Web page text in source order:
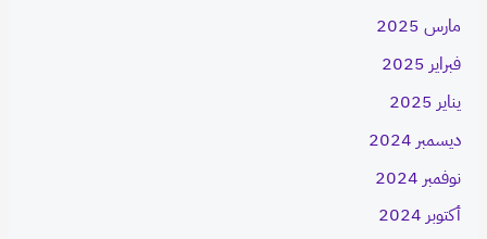
مارس 2025
فبراير 2025
يناير 2025
ديسمبر 2024
نوفمبر 2024
أكتوبر 2024